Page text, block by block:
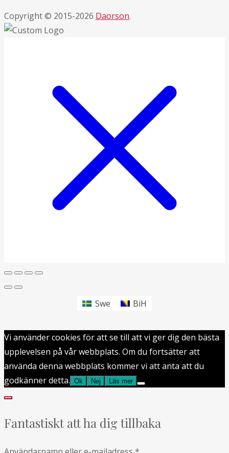
Copyright © 2015-2026 Daorson.
Swe BiH
Vi använder cookies för att se till att vi ger dig den bästa
upplevelsen på vår webbplats. Om du fortsätter att
använda denna webbplats kommer vi att anta att du
godkänner detta. Ok Nej Läs mer
Fantastiskt att ha dig tillbaka